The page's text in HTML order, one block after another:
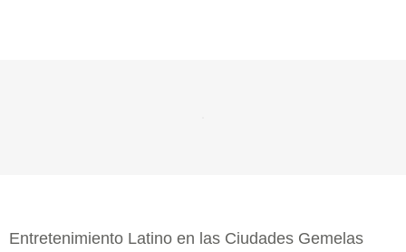
Entretenimiento Latino en las Ciudades Gemelas